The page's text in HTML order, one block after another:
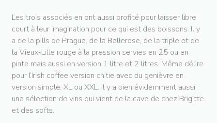
Les trois associés en ont aussi profité pour laisser libre
court à leur imagination pour ce qui est des boissons. Il y
a de la pills de Prague, de la Bellerose, de la triple et de
la Vieux-Lille rouge à la pression servies en 25 ou en
pinte mais aussi en version 1 litre et 2 litres. Même délire
pour l’Irish coffee version ch’tie avec du genièvre en
version simple, XL ou XXL. Il y a bien évidemment aussi
une sélection de vins qui vient de la cave de chez Brigitte
et des softs.